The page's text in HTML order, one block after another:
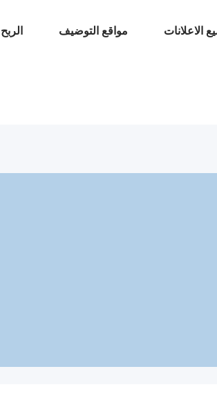
الاعلانات مواقع التوضيف